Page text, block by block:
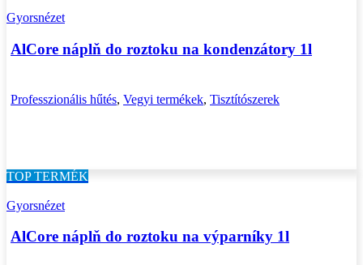
Gyorsnézet
AlCore náplň do roztoku na kondenzátory 1l
Professzionális hűtés, Vegyi termékek, Tisztítószerek
TOP TERMÉK
Gyorsnézet
AlCore náplň do roztoku na výparníky 1l